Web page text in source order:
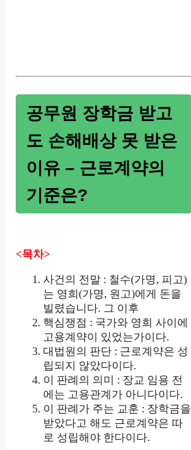
공무원 장학금 받고
도 손해배상 못 받은
이유 – 근로계약의
기준은?
<목차>
사건의 전말 : 철수(가명, 피고)
는 영희(가명, 원고)에게 돈을
빌렸습니다. 그 이후
핵심쟁점 : 국가와 영희 사이에
고용계약이 있었는가이다.
대법원의 판단 : 근로계약은 성
립되지 않았다이다.
이 판례의 의미 : 장교 임용 전
에는 고용관계가 아니다이다.
이 판례가 주는 교훈 : 장학금을
받았다고 해도 근로계약은 따
로 성립해야 한다이다.